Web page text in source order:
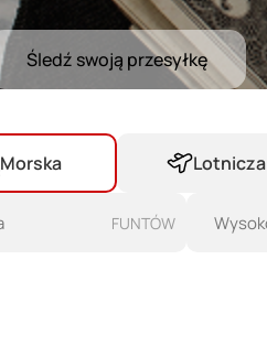
Śledź swoją przesyłkę
Morska Lotnicza
FUNTÓW